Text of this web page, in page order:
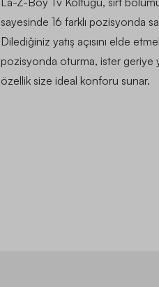
sayesinde 16 farklı pozisyonda
Dilediğiniz yatış açısını elde
pozisyonda oturma, ister geriye
özellik size ideal konforu sunar.